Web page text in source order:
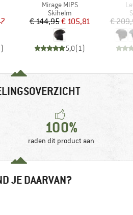
prijs
)
Artikel
Mirage MIPS
Productgroep
Skihelm
Prijs
€ 144,95Verlaagde prijs
€ 105,81
5,0(1)
€
100%
raden dit product aan
JE DAARVAN?